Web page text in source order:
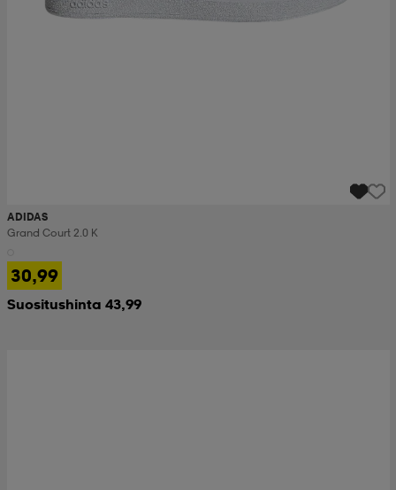
ADIDAS
Grand Court 2.0 K
30,99
Suositushinta 43,99